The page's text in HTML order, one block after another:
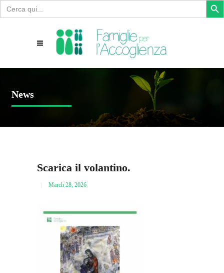
Search
for:
News
Scarica il volantino.
March 28, 2026